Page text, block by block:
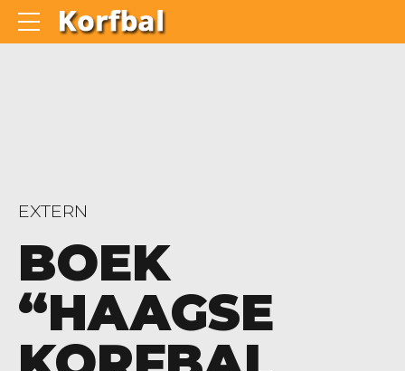
EXTERN
BOEK
“HAAGSE